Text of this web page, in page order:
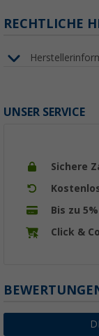
RECHTLICHE
UNSER SERVICE
Sichere
Bis zu
Click &